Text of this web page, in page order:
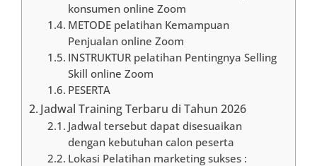
konsumen online Zoom
METODE pelatihan Kemampuan
Penjualan online Zoom
INSTRUKTUR pelatihan Pentingnya Selling
Skill online Zoom
PESERTA
Jadwal Training Terbaru di Tahun 2026
Jadwal tersebut dapat disesuaikan
dengan kebutuhan calon peserta
Lokasi Pelatihan marketing sukses :